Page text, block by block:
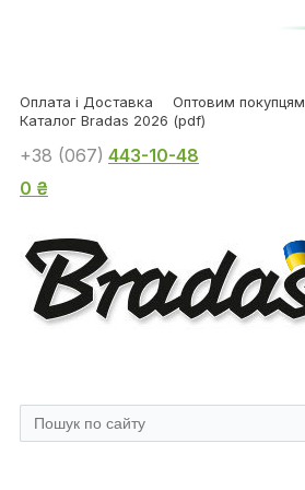
Оплата і Доставка
Оптовим покупцям
Каталог Bradas 2026 (pdf)
+38 (067) 443-10-48
0 ₴